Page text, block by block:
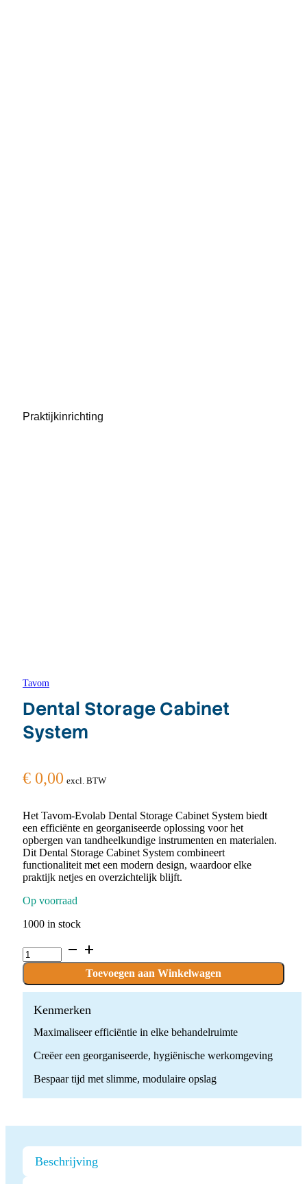
Praktijkinrichting
Tavom
Dental Storage Cabinet
System
€ 0,00 excl. BTW
Het Tavom-Evolab Dental Storage Cabinet System biedt
een efficiënte en georganiseerde oplossing voor het
opbergen van tandheelkundige instrumenten en materialen.
Dit Dental Storage Cabinet System combineert
functionaliteit met een modern design, waardoor elke
praktijk netjes en overzichtelijk blijft.
Op voorraad
1000 in stock
Dental
Storage
System
quantity
Toevoegen aan Winkelwagen
Kenmerken
Maximaliseer efficiëntie in elke behandelruimte
Creëer een georganiseerde, hygiënische werkomgeving
Bespaar tijd met slimme, modulaire opslag
Beschrijving